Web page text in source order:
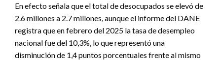
En efecto señala que el total de desocupados se elevó de
2.6 millones a 2.7 millones, aunque el informe del DANE
registra que en febrero del 2025 la tasa de desempleo
nacional fue del 10,3%, lo que representó una
disminución de 1,4 puntos porcentuales frente al mismo